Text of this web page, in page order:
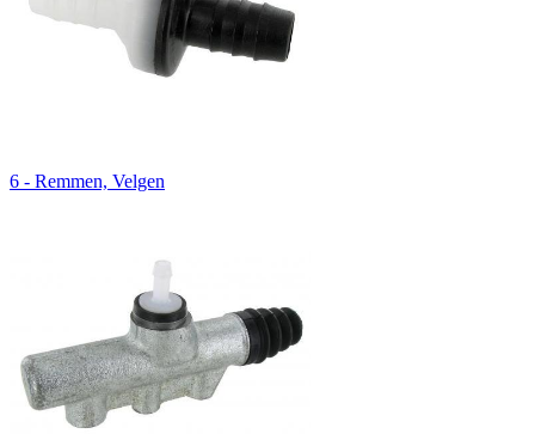
6 - Remmen, Velgen